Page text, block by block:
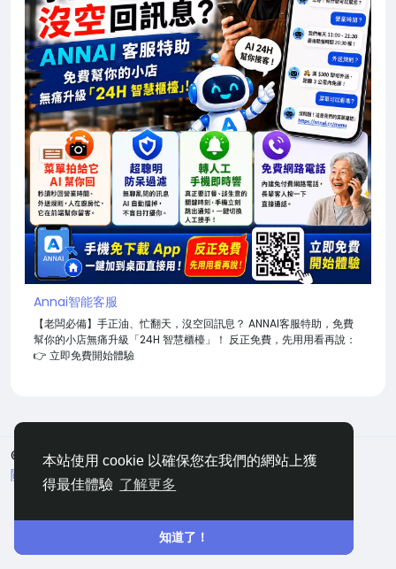
本站使用 cookie 以確保您在我們的網站上獲
得最佳體驗 了解更多
知道了！
Annai智能客服
【老闆必備】手正油、忙翻天，沒空回訊息？ ANNAI客服特助，免費
幫你的小店無痛升級「24H 智慧櫃檯」！ 反正免費，先用用看再說：
👉 立即免費開始體驗
© 2026 嘀咕
中文
關於
條款 隱私 聯絡 網站地圖